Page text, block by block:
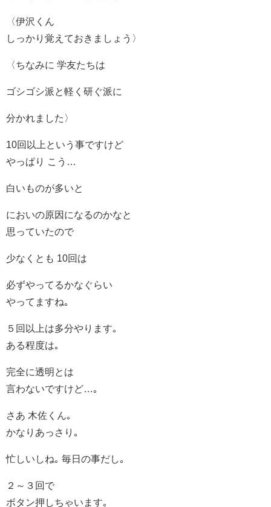
〈伊沢くん
しっかり覚えておきましょう〉
〈ちなみに 学友たちは
ゴシゴシ派と軽く研ぐ派に
分かれました〉
10回以上という事ですけど
やっぱり こう…
白いものが多いと
においの原因になるのかなと
思っていたので
少なくとも 10回は
必ずやってるかなぐらい
やってますね｡
５回以上は多分やります｡
ある程度は｡
完全に透明とは
言わないですけど…｡
さあ 木佐くん｡
かなりあっさり｡
忙しいしね｡ 毎日の事だし｡
２～３回で
ボタン押しちゃいます｡